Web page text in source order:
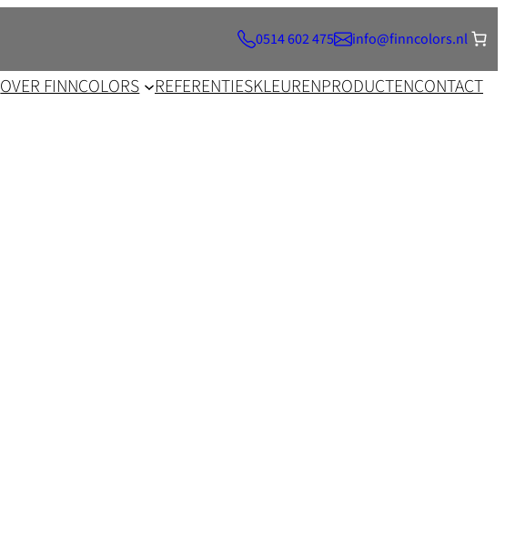
0514 602 475 info@finncolors.nl
OVER FINNCOLORS REFERENTIESKLEURENPRODUCTENCONTACT